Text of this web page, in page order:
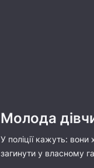
Молода
У поліції кажуть: вони
загинути у власному